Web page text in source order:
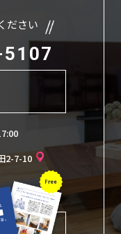
ださい
2-7-10